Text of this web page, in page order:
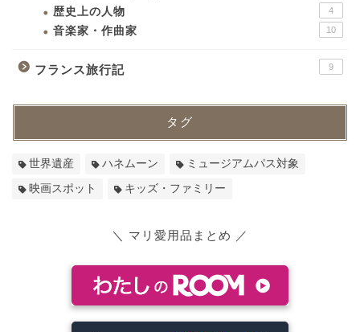
歴史上の人物 4
音楽家・作曲家 10
フランス旅行記 9
タグ
世界遺産 ハネムーン ミュージアムパス対象
映画スポット キッズ・ファミリー
＼ マリ愛用品まとめ ／